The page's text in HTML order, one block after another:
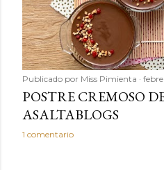
Publicado por Miss Pimienta
POSTRE CREMOSO
ASALTABLOGS
1 comentario